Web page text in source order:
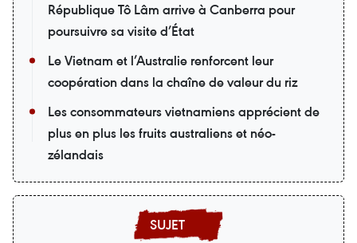
République Tô Lâm arrive à Canberra pour
poursuivre sa visite d’État
Le Vietnam et l’Australie renforcent leur
coopération dans la chaîne de valeur du riz
Les consommateurs vietnamiens apprécient de
plus en plus les fruits australiens et néo-
zélandais